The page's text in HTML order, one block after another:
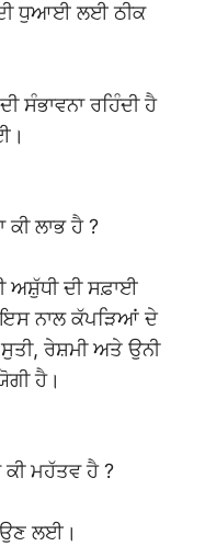
ਧੁਆਈ ਲਈ ਠੀਕ
ਸੰਭਾਵਨਾ ਰਹਿੰਦੀ ਹੈ
ਲਾਭ ਹੈ ?
ਅਸ਼ੁੱਧੀ ਦੀ ਸਫ਼ਾਈ
ਨਾਲ ਕੱਪੜਿਆਂ ਦੇ
ਰੇਸ਼ਮੀ ਅਤੇ ਉਨੀ
ਹੈ।
ਮਹੱਤਵ ਹੈ ?
ਲਈ।